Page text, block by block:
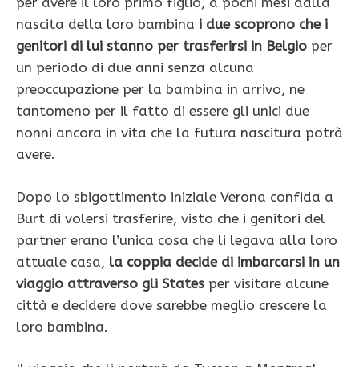
nascita della loro bambina i due scoprono che i
genitori di lui stanno per trasferirsi in Belgio per
un periodo di due anni senza alcuna
preoccupazione per la bambina in arrivo, ne
tantomeno per il fatto di essere gli unici due
nonni ancora in vita che la futura nascitura potrà
avere.
Dopo lo sbigottimento iniziale Verona confida a
Burt di volersi trasferire, visto che i genitori del
partner erano l’unica cosa che li legava alla loro
attuale casa, la coppia decide di imbarcarsi in un
viaggio attraverso gli States per visitare alcune
città e decidere dove sarebbe meglio crescere la
loro bambina.